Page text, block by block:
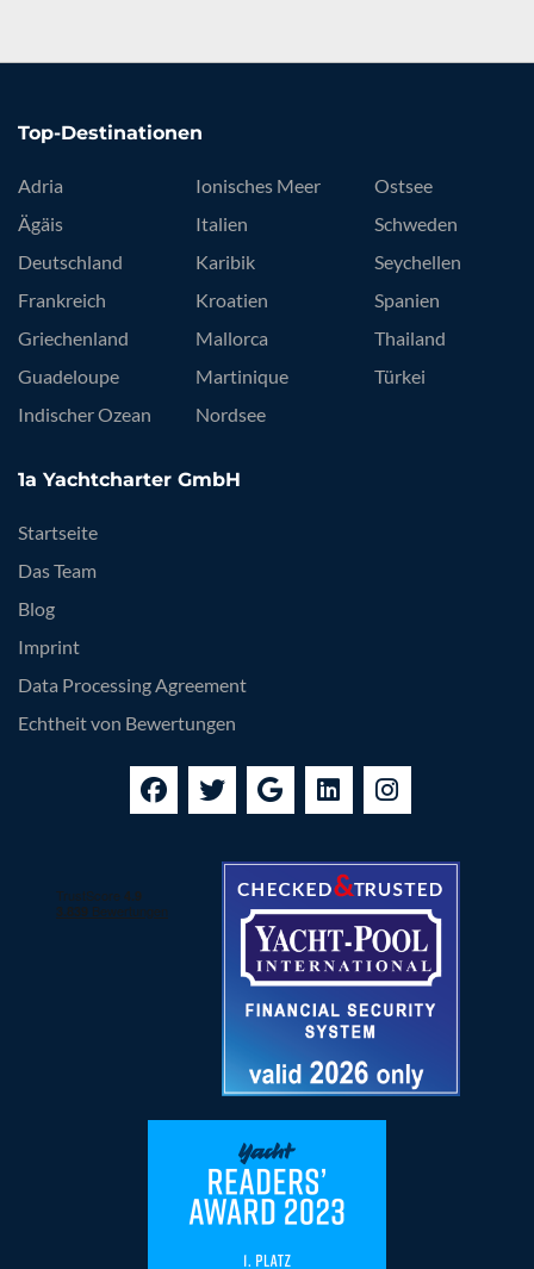
Top-Destinationen
Adria
Ägäis
Deutschland
Frankreich
Griechenland
Guadeloupe
Indischer Ozean
Ionisches Meer
Italien
Karibik
Kroatien
Mallorca
Martinique
Nordsee
Ostsee
Schweden
Seychellen
Spanien
Thailand
Türkei
1a Yachtcharter GmbH
Startseite
Das Team
Blog
Imprint
Data Processing Agreement
Echtheit von Bewertungen